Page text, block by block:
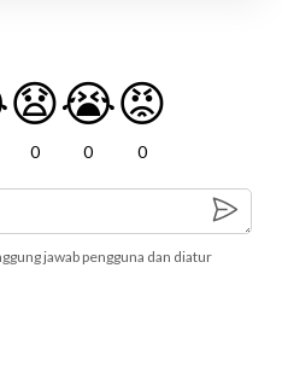
😧
0
😭
0
😡
0
jawab pengguna dan diatur